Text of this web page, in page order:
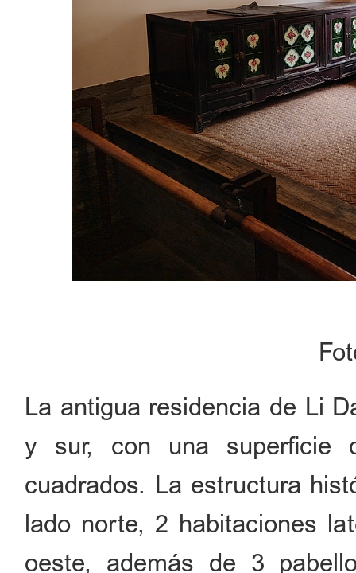
La antigua residencia de Li
y sur, con una superficie
cuadrados. La estructura
lado norte, 2 habitaciones
oeste, además de 3